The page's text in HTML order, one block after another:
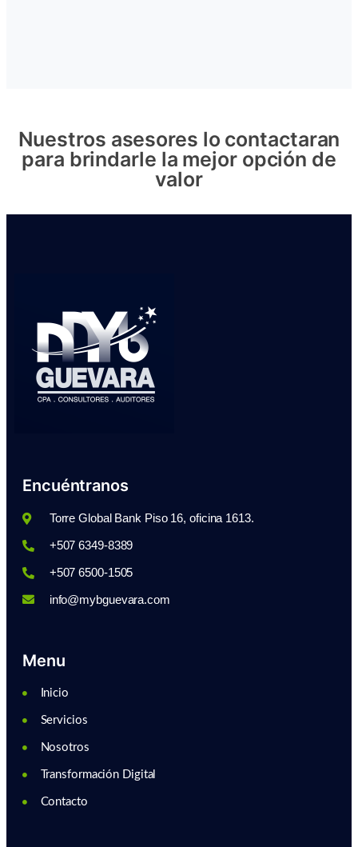
Nuestros asesores lo contactaran
para brindarle la mejor opción de
valor
Encuéntranos
Torre Global Bank Piso 16, oficina 1613.
+507 6349-8389
+507 6500-1505
info@mybguevara.com
Menu
Inicio
Servicios
Nosotros
Transformación Digital
Contacto